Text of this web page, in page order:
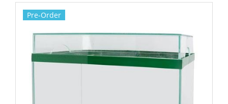
Pre-Order